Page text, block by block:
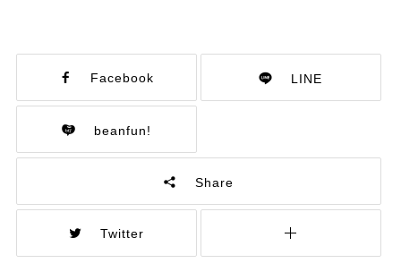
Facebook LINE
beanfun!
Share
Twitter